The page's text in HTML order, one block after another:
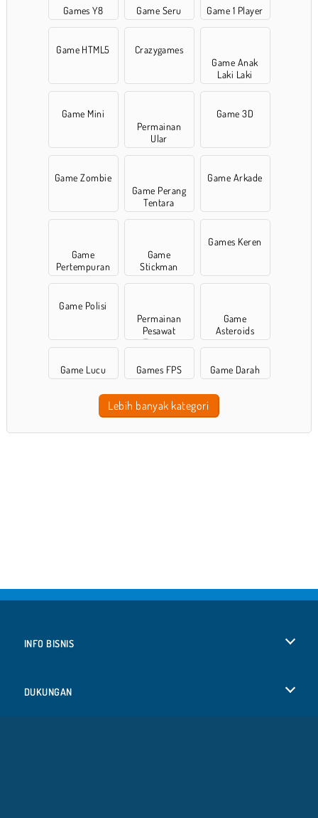
Games Y8 Game Seru Game 1 Player
Game HTML5
Crazygames
Game Anak
Laki Laki
Game Mini
Permainan
Ular
Game 3D
Game Zombie
Game Perang
Tentara
Game Arkade
Game
Pertempuran
Game
Stickman
Games Keren
Game Polisi
Permainan
Pesawat
Tempur
Game
Asteroids
Game Lucu Games FPS Game Darah
Lebih banyak kategori
INFO BISNIS
DUKUNGAN